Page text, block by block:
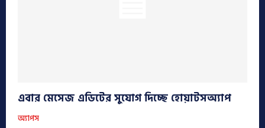
এবার মেসেজ এডিটের সুযোগ দিচ্ছে হোয়াটসঅ্যাপ
অ্যাপস